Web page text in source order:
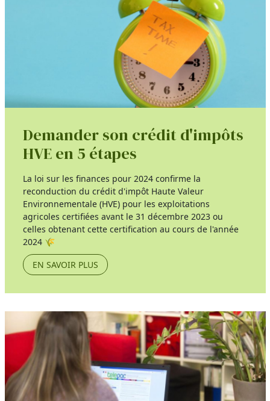
Demander son crédit d'impôts
HVE en 5 étapes
La loi sur les finances pour 2024 confirme la
reconduction du crédit d'impôt Haute Valeur
Environnementale (HVE) pour les exploitations
agricoles certifiées avant le 31 décembre 2023 ou
celles obtenant cette certification au cours de l'année
2024 🌾
EN SAVOIR PLUS